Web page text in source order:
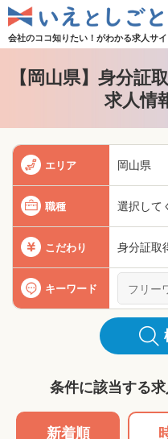
会社のココ知りたい！がわかる求人サイ
【岡山県】身分証
求人情
エリア 岡山県
職種 選択して
こだわり 身分証取
キーワード
条件に該当する求
新着順